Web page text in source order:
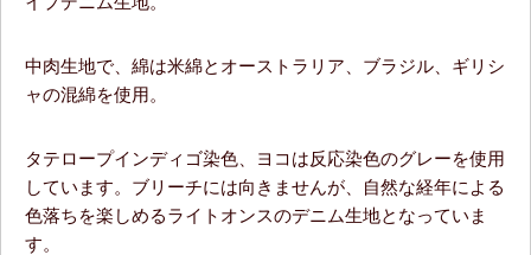
中肉生地で、綿は米綿とオーストラリア、ブラジル、ギリシ
ャの混綿を使用。
タテロープインディゴ染色、ヨコは反応染色のグレーを使用
しています。ブリーチには向きませんが、自然な経年による
色落ちを楽しめるライトオンスのデニム生地となっていま
す。